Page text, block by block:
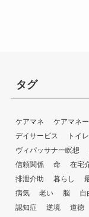
タグ
ケアマネ ケアマネ
デイサービス
トイレ
ヴィパッサナー瞑想
信頼関係
命 在宅
排泄介助
暮らし
病気
老い 脳 自
認知症
逆境 道徳